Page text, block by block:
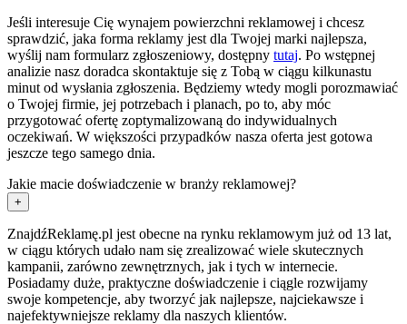
Jeśli interesuje Cię wynajem powierzchni reklamowej i chcesz
sprawdzić, jaka forma reklamy jest dla Twojej marki najlepsza,
wyślij nam formularz zgłoszeniowy, dostępny tutaj. Po wstępnej
analizie nasz doradca skontaktuje się z Tobą w ciągu kilkunastu
minut od wysłania zgłoszenia. Będziemy wtedy mogli porozmawiać
o Twojej firmie, jej potrzebach i planach, po to, aby móc
przygotować ofertę zoptymalizowaną do indywidualnych
oczekiwań. W większości przypadków nasza oferta jest gotowa
jeszcze tego samego dnia.
Jakie macie doświadczenie w branży reklamowej?
+
ZnajdźReklamę.pl jest obecne na rynku reklamowym już od 13 lat,
w ciągu których udało nam się zrealizować wiele skutecznych
kampanii, zarówno zewnętrznych, jak i tych w internecie.
Posiadamy duże, praktyczne doświadczenie i ciągle rozwijamy
swoje kompetencje, aby tworzyć jak najlepsze, najciekawsze i
najefektywniejsze reklamy dla naszych klientów.